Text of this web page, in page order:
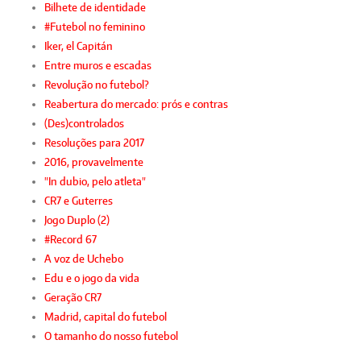
Bilhete de identidade
#Futebol no feminino
Iker, el Capitán
Entre muros e escadas
Revolução no futebol?
Reabertura do mercado: prós e contras
(Des)controlados
Resoluções para 2017
2016, provavelmente
"In dubio, pelo atleta"
CR7 e Guterres
Jogo Duplo (2)
#Record 67
A voz de Uchebo
Edu e o jogo da vida
Geração CR7
Madrid, capital do futebol
O tamanho do nosso futebol